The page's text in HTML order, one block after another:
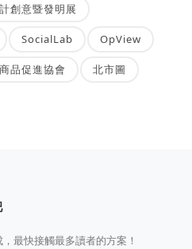
創意暨發明展
SocialLab OpView
品促進協會 北市圖
最快接觸最多讀者的方案！